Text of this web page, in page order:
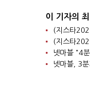
이 기자의
(지스타
(지스타
넷마블 "4
넷마블, 3